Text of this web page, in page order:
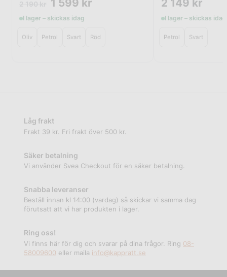
1 599 kr
I lager – skickas idag
Oliv Petrol Svart Röd
2 149 kr
I lager – skickas idag
Petrol Svart
Låg frakt
Frakt 39 kr. Fri frakt över 500 kr.
Säker betalning
Vi använder Svea Checkout för en säker betalning.
Snabba leveranser
Beställ innan kl 14:00 (vardag) så skickar vi samma dag
förutsatt att vi har produkten i lager.
Ring oss!
Vi finns här för dig och svarar på dina frågor. Ring 08-
58009600 eller maila info@kappratt.se